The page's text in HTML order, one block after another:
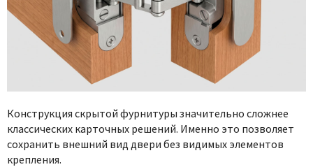
Конструкция скрытой фурнитуры значительно сложнее
классических карточных решений. Именно это позволяет
сохранить внешний вид двери без видимых элементов
крепления.